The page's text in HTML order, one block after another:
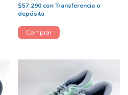
$57.290 conTransferencia o
depósito